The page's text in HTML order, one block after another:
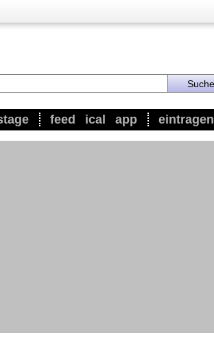
feed ical app eintragen